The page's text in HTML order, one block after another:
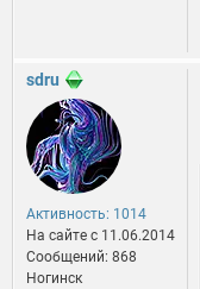
sdru
Активность: 1014
На сайте c 11.06.2014
Сообщений: 868
Ногинск